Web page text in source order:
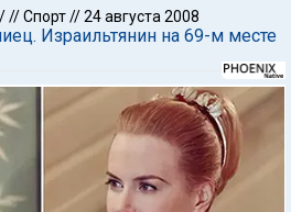
//Спорт//24 августа 2008
Израильтянин на 69-м месте